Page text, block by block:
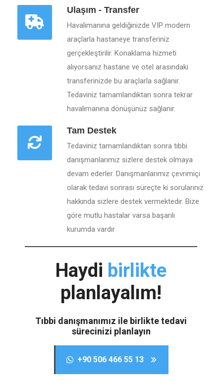
Ulaşım - Transfer
Havalimanına geldiğinizde VIP modern
araçlarla hastaneye transferiniz
gerçekleştirilir. Konaklama hizmeti
alıyorsanız hastane ve otel arasındaki
transferinizde bu araçlarla sağlanır.
Tedaviniz tamamlandıktan sonra tekrar
havalimanına dönüşünüz sağlanır.
Tam Destek
Tedaviniz tamamlandıktan sonra tıbbi
danışmanlarımız sizlere destek olmaya
devam ederler. Danışmanlarımız çevrimiçi
olarak tedavi sonrası süreçte ki sorularınız
hakkında sizlere destek vermektedir. Bize
göre mutlu hastalar varsa başarılı
kurumda vardır
Haydi birlikte
planlayalım!
Tıbbi danışmanımız ile birlikte tedavi
sürecinizi planlayın
+90 506 466 55 13